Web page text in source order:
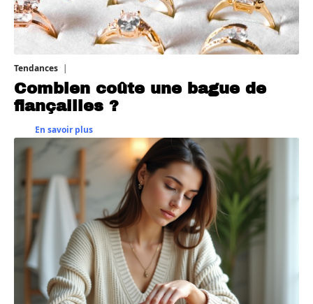
Tendances
Combien coûte une bague de
fiançailles ?
En savoir plus